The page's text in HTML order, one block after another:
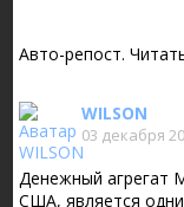
Авто-репост.
WILSON
03 декабря
Денежный агрегат
США, является